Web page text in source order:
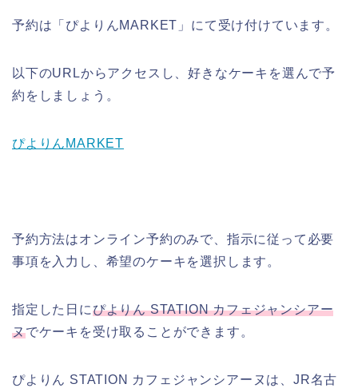
予約は「ぴよりんMARKET」にて受け付けています。
以下のURLからアクセスし、好きなケーキを選んで予
約をしましょう。
ぴよりんMARKET
予約方法はオンライン予約のみで、指示に従って必要
事項を入力し、希望のケーキを選択します。
指定した日にぴよりん STATION カフェジャンシアー
ヌでケーキを受け取ることができます。
ぴよりん STATION カフェジャンシアーヌは、JR名古